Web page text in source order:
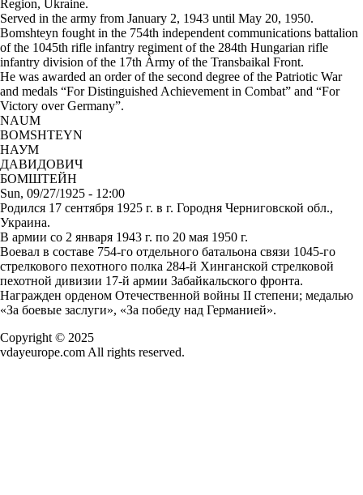
Region, Ukraine.
Served in the army from January 2, 1943 until May 20, 1950.
Bomshteyn fought in the 754th independent communications battalion
of the 1045th rifle infantry regiment of the 284th Hungarian rifle
infantry division of the 17th Àrmy of the Transbaikal Front.
He was awarded an order of the second degree of the Patriotic War
and medals “For Distinguished Achievement in Combat” and “For
Victory over Germany”.
NAUM
BOMSHTEYN
НАУМ
ДАВИДОВИЧ
БОМШТЕЙН
Sun, 09/27/1925 - 12:00
Родился 17 сентября 1925 г. в г. Городня Черниговской обл.,
Украина.
В армии со 2 января 1943 г. по 20 мая 1950 г.
Воевал в составе 754-го отдельного батальона связи 1045-го
стрелкового пехотного полка 284-й Хинганской стрелковой
пехотной дивизии 17-й армии Забайкальского фронта.
Награжден орденом Отечественной войны II степени; медалью
«За боевые заслуги», «За победу над Германией».
Copyright © 2025
vdayeurope.com All rights reserved.